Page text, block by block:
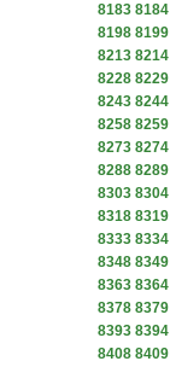
8183 8184
8198 8199
8213 8214
8228 8229
8243 8244
8258 8259
8273 8274
8288 8289
8303 8304
8318 8319
8333 8334
8348 8349
8363 8364
8378 8379
8393 8394
8408 8409